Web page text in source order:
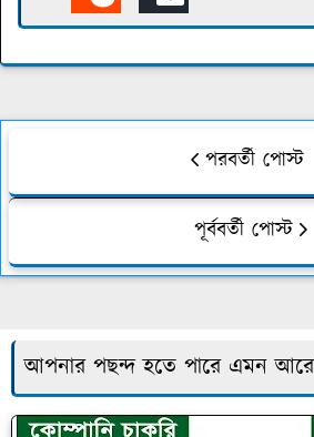
পরবর্তী পোস্ট
পূর্ববর্তী পোস্ট
আপনার পছন্দ হতে পারে এমন